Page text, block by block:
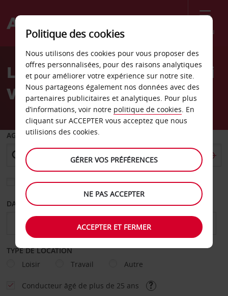
Menu
Welcome
AvisLocation de voiture Rimini
Viale Trieste
AGENCE DE DÉPART
Sélectionnez une autre agence de retour
DATE DE DÉPART DATE DE RETOUR
TYPE DE LOCATION
Loisir
Travail Autre
Conducteur âgé de plus de 25 ans
Politique des cookies
Nous utilisons des cookies pour vous proposer des
offres personnalisées, pour des raisons analytiques
et pour améliorer votre expérience sur notre site.
Nous partageons également nos données avec des
partenaires publicitaires et analytiques. Pour plus
d’informations, voir notre politique de cookies. En
cliquant sur ACCEPTER vous acceptez que nous
utilisions des cookies.
GÉRER VOS PRÉFÉRENCES
NE PAS ACCEPTER
ACCEPTER ET FERMER